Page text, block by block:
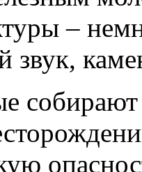
–
собирают